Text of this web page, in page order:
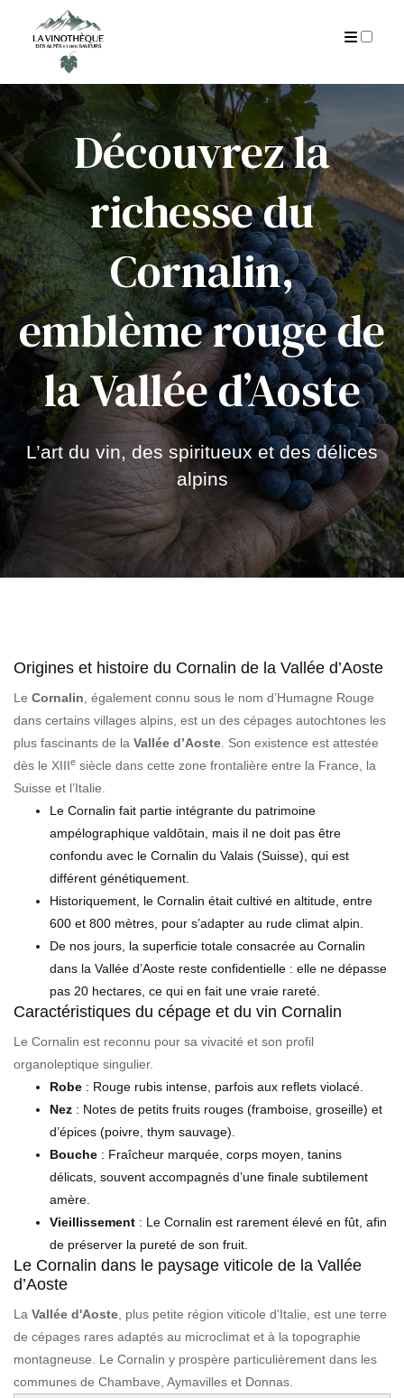
AUTEUR
CGU
ARCHIVES
Découvrez la
richesse du
Cornalin,
emblème rouge de
la Vallée d’Aoste
L’art du vin, des spiritueux et des délices
alpins
Origines et histoire du Cornalin de la Vallée d’Aoste
Le Cornalin , également connu sous le nom d’Humagne Rouge
dans certains villages alpins, est un des cépages autochtones les
plus fascinants de la Vallée d’Aoste . Son existence est attestée
dès le XIIIe siècle dans cette zone frontalière entre la France, la
Suisse et l’Italie.
Le Cornalin fait partie intégrante du patrimoine
ampélographique valdôtain, mais il ne doit pas être
confondu avec le Cornalin du Valais (Suisse), qui est
différent génétiquement.
Historiquement, le Cornalin était cultivé en altitude, entre
600 et 800 mètres, pour s’adapter au rude climat alpin.
De nos jours, la superficie totale consacrée au Cornalin
dans la Vallée d’Aoste reste confidentielle : elle ne dépasse
pas 20 hectares, ce qui en fait une vraie rareté.
Caractéristiques du cépage et du vin Cornalin
Le Cornalin est reconnu pour sa vivacité et son profil
organoleptique singulier.
Robe : Rouge rubis intense, parfois aux reflets violacé.
Nez : Notes de petits fruits rouges (framboise, groseille) et
d’épices (poivre, thym sauvage).
Bouche : Fraîcheur marquée, corps moyen, tanins
délicats, souvent accompagnés d’une finale subtilement
amère.
Vieillissement : Le Cornalin est rarement élevé en fût, afin
de préserver la pureté de son fruit.
Le Cornalin dans le paysage viticole de la Vallée
d’Aoste
La Vallée d'Aoste , plus petite région viticole d'Italie, est une terre
de cépages rares adaptés au microclimat et à la topographie
montagneuse. Le Cornalin y prospère particulièrement dans les
communes de Chambave, Aymavilles et Donnas.